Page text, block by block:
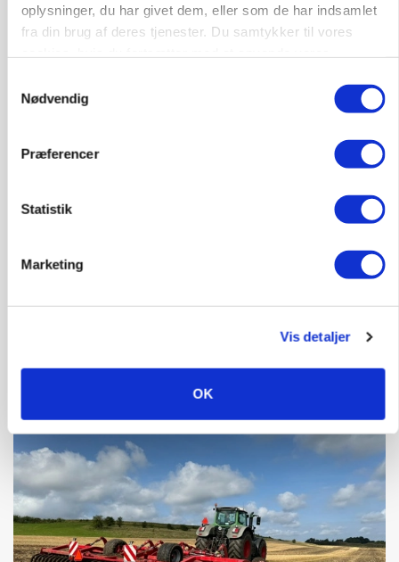
oplysninger, du har givet dem, eller som de har indsamlet
fra din brug af deres tjenester. Du samtykker til vores
Nødvendig
Præferencer
Statistik
Marketing
Vis detaljer
OK
POLITIK
Folketinget behandler ny gødskningslov: Sådan
Snart kan man søge tilskud til naturprojekter